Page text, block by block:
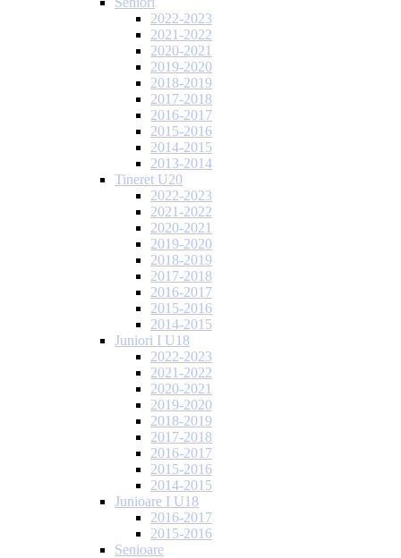
2022-2023
2021-2022
2020-2021
2019-2020
2018-2019
2017-2018
2016-2017
2015-2016
2014-2015
2013-2014
Tineret U20
2022-2023
2021-2022
2020-2021
2019-2020
2018-2019
2017-2018
2016-2017
2015-2016
2014-2015
Juniori I U18
2022-2023
2021-2022
2020-2021
2019-2020
2018-2019
2017-2018
2016-2017
2015-2016
2014-2015
Junioare I U18
2016-2017
2015-2016
Senioare